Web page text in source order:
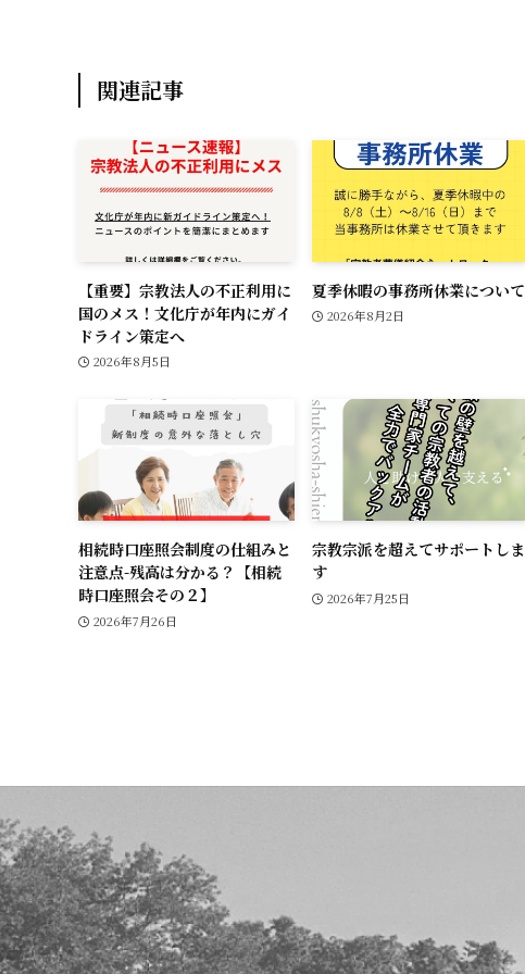
関連記事
【重要】宗教法人の不正利用に
国のメス！文化庁が年内にガイ
ドライン策定へ
2026年8月5日
夏季休暇の事務所休業について
2026年8月2日
相続時口座照会制度の仕組みと
注意点-残高は分かる？【相続
時口座照会その２】
2026年7月26日
宗教宗派を超えてサポートしま
す
2026年7月25日